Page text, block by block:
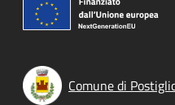
Comune di